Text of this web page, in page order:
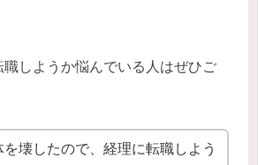
職しようか悩んでいる人はぜひご
を壊したので、経理に転職しよう